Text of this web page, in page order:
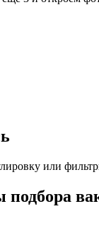
или